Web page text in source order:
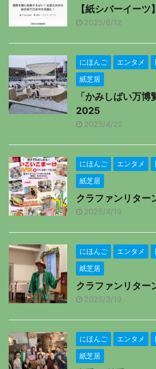
【紙シバーイー
2025/6/12
にほんご エンタメ
紙芝居
「かみしばい万
2025
2025/4/22
にほんご エンタメ
紙芝居
クラファンリタ
2025/4/19
にほんご エンタメ
紙芝居
クラファンリタ
2025/3/19
にほんご エンタメ
紙芝居